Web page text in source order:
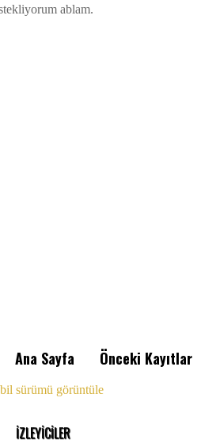
ablam.
Önceki Kayıtlar
Ana Sayfa
sürümü görüntüle
İZLEYİCİLER